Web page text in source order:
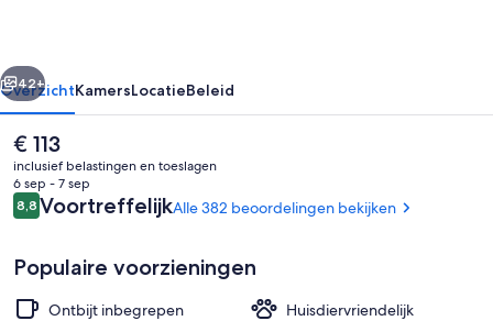
Buffet
Volgende
42+
OverzichtKamersLocatieBeleid
De
huidige
prijs
is
€ 113
€ 113
inclusief belastingen en toeslagen
6 sep - 7 sep
Beoordelingen
8,88,8 op 10 –
VoortreffelijkAlle 382 beoordelingen bekijken
Populaire voorzieningen
Ontbijt inbegrepen
Huisdiervriendelijk